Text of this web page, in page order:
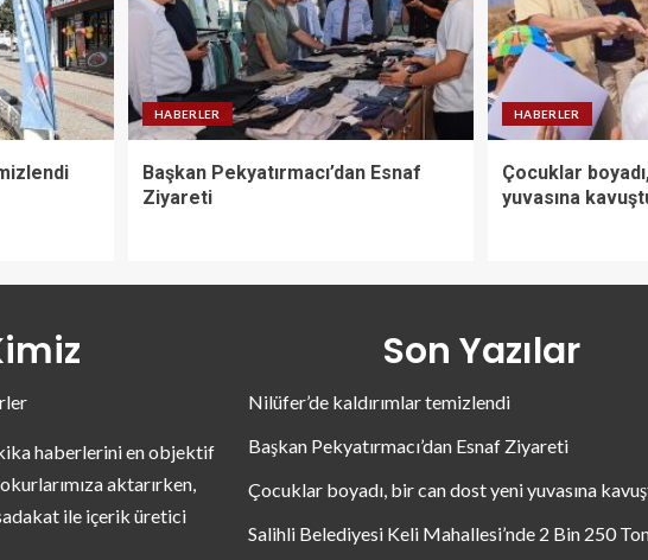
HABERLER
Başkan Pekyatırmacı’dan Esnaf
Ziyareti
HABERLER
Çocuklar
yuvasına
haberlerini en objektif
aktarırken,
ile içerik üretici
Son Yazılar
Nilüfer’de kaldırımlar temizlendi
Başkan Pekyatırmacı’dan Esnaf Ziyareti
Çocuklar boyadı, bir can dost yeni yuvasına
Salihli Belediyesi Keli Mahallesi’nde 2 Bin 250